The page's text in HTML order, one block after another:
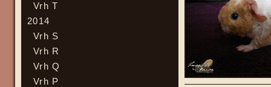
Vrh T
2014
Vrh S
Vrh R
Vrh Q
Vrh P